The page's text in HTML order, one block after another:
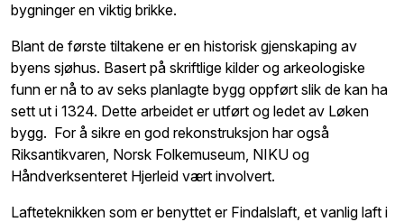
bygninger en viktig brikke.
Blant de første tiltakene er en historisk gjenskaping av
byens sjøhus. Basert på skriftlige kilder og arkeologiske
funn er nå to av seks planlagte bygg oppført slik de kan ha
sett ut i 1324. Dette arbeidet er utført og ledet av Løken
bygg. For å sikre en god rekonstruksjon har også
Riksantikvaren, Norsk Folkemuseum, NIKU og
Håndverksenteret Hjerleid vært involvert.
Lafteteknikken som er benyttet er Findalslaft, et vanlig laft i